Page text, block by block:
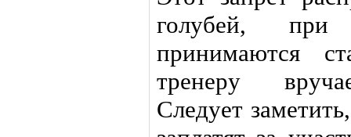
голубей, при
принимаются
тренеру
Следует